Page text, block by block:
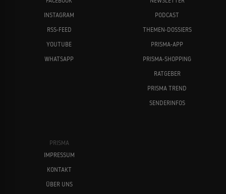
INSTAGRAM
RSS-FEED
YOUTUBE
WHATSAPP
PODCAST
THEMEN-DOSSIERS
PRISMA-APP
PRISMA-SHOPPING
RATGEBER
PRISMA TREND
SENDERINFOS
PRISMA
IMPRESSUM
KONTAKT
ÜBER UNS